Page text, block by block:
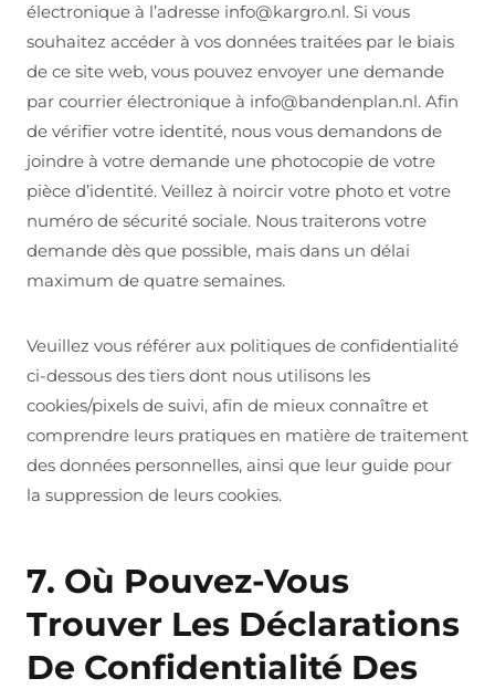
électronique à l’adresse info@kargro.nl. Si vous
souhaitez accéder à vos données traitées par le biais
de ce site web, vous pouvez envoyer une demande
par courrier électronique à info@bandenplan.nl. Afin
de vérifier votre identité, nous vous demandons de
joindre à votre demande une photocopie de votre
pièce d’identité. Veillez à noircir votre photo et votre
numéro de sécurité sociale. Nous traiterons votre
demande dès que possible, mais dans un délai
maximum de quatre semaines.
Veuillez vous référer aux politiques de confidentialité
ci-dessous des tiers dont nous utilisons les
cookies/pixels de suivi, afin de mieux connaître et
comprendre leurs pratiques en matière de traitement
des données personnelles, ainsi que leur guide pour
la suppression de leurs cookies.
7. Où Pouvez-Vous
Trouver Les Déclarations
De Confidentialité Des